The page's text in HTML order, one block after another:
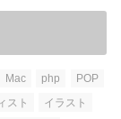
Mac php
POP
スト
イラスト